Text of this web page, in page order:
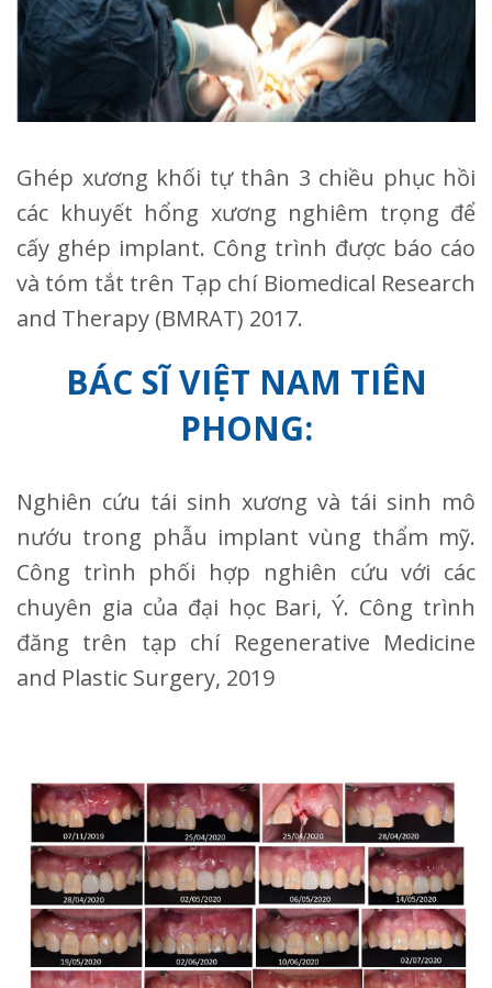
Ghép xương khối tự thân 3 chiều phục hồi
các khuyết hổng xương nghiêm trọng để
cấy ghép implant. Công trình được báo cáo
và tóm tắt trên Tạp chí Biomedical Research
and Therapy (BMRAT) 2017.
BÁC SĨ VIỆT NAM TIÊN
PHONG:
Nghiên cứu tái sinh xương và tái sinh mô
nướu trong phẫu implant vùng thẩm mỹ.
Công trình phối hợp nghiên cứu với các
chuyên gia của đại học Bari, Ý. Công trình
đăng trên tạp chí Regenerative Medicine
and Plastic Surgery, 2019